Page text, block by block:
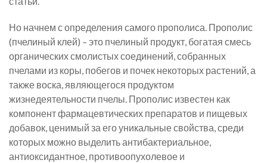
Но начнем с определения самого прополиса. Прополис
(пчелиный клей) – это пчелиный продукт, богатая смесь
органических смолистых соединений, собранных
пчелами из коры, побегов и почек некоторых растений, а
также воска, являющегося продуктом
жизнедеятельности пчелы. Прополис известен как
компонент фармацевтических препаратов и пищевых
добавок, ценимый за его уникальные свойства, среди
которых можно выделить антибактериальное,
антиоксидантное, противоопухолевое и